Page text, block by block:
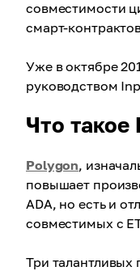
совместимости
смарт-
Уже в октябре
руководством
Что такое
Polygon,
повышает
ADA, но есть и
совместимых с
Три